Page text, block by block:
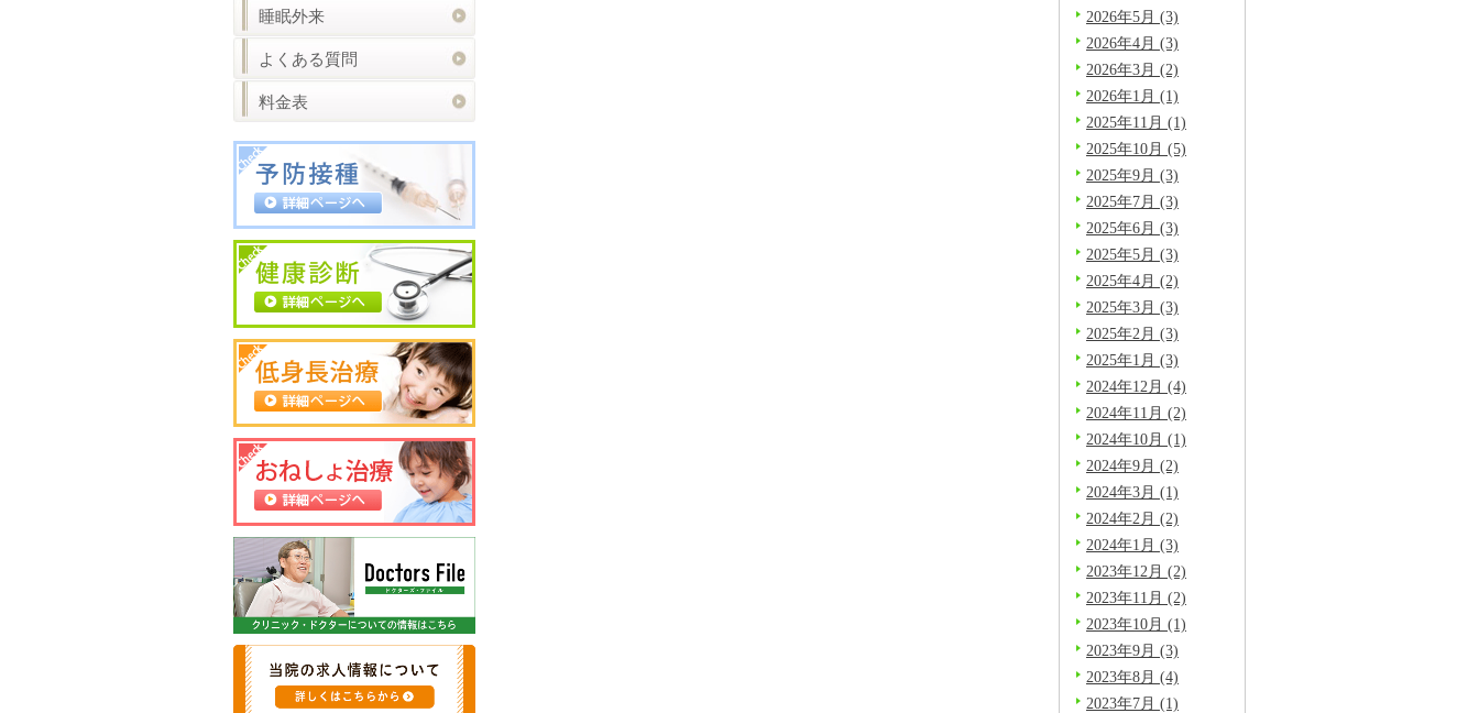
2026年5月 (3)
2026年4月 (3)
2026年3月 (2)
2026年1月 (1)
2025年11月 (1)
2025年10月 (5)
2025年9月 (3)
2025年7月 (3)
2025年6月 (3)
2025年5月 (3)
2025年4月 (2)
2025年3月 (3)
2025年2月 (3)
2025年1月 (3)
2024年12月 (4)
2024年11月 (2)
2024年10月 (1)
2024年9月 (2)
2024年3月 (1)
2024年2月 (2)
2024年1月 (3)
2023年12月 (2)
2023年11月 (2)
2023年10月 (1)
2023年9月 (3)
2023年8月 (4)
2023年7月 (1)
睡眠外来
よくある質問
料金表